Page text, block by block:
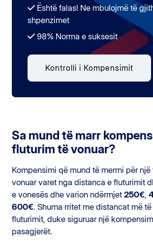
Është falas! Ne mbulojmë të
shpenzimet
98% Norma e suksesit
Kontrolli i Kompensimit
Sa mund të marr
fluturim të vonuar?
Kompensimi që mund të merrni për
vonuar varet nga distanca e fluturimit
e vonesës dhe varion ndërmjet 250€
600€. Shuma rritet me distancat më
fluturimit, duke siguruar një
pasagjerët.